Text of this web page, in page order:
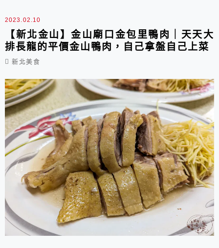
2023.02.10
【新北金山】金山廟口金包里鴨肉｜天天大
排長龍的平價金山鴨肉，自己拿盤自己上菜
新北美食